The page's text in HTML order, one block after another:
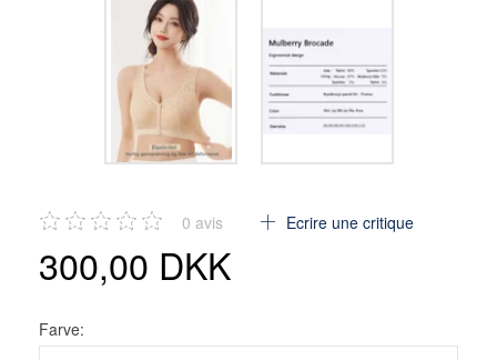
0 avis Ecrire une critique
300,00 DKK
Farve: